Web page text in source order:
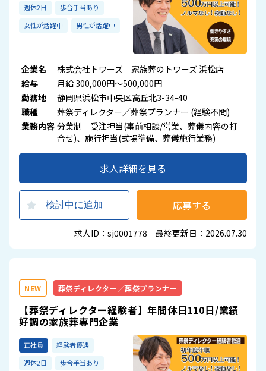
週休2日
歩合手当あり
女性が活躍中
男性が活躍中
企業名
株式会社トワーズ 家族葬のトワーズ 浜松店
給与
月給 300,000円～500,000円
勤務地
静岡県浜松市中央区高丘北3-34-40
職種
葬祭ディレクター／葬祭プランナー (経験不問)
業務内容 分業制 受注担当(事前相談/営業、葬儀内容の打
合せ)、施行担当(式場準備、葬儀施行業務)
求人詳細を見る
検討中に追加 応募する
求人ID：sj0001778 最終更新日：2026.07.30
NEW 葬祭ディレクター／葬祭プランナー
【葬祭ディレクター経験者】年間休日110日/業績
好調の家族葬専門企業
正社員
経験者優遇
週休2日
歩合手当あり